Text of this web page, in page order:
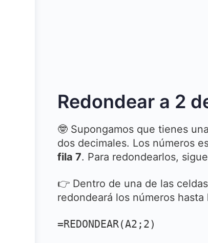
Redondear a 2
🤓 Supongamos que tienes
dos decimales. Los números
fila 7. Para redondearlos,
👉 Dentro de una de las
redondeará los números
=REDONDEAR(A2;2)